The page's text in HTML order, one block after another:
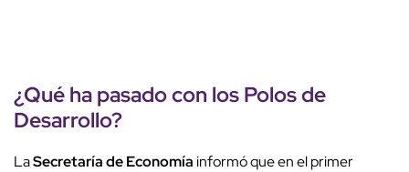
¿Qué ha pasado con los Polos de
Desarrollo?
LaSecretaría de Economíainformó que en el primer